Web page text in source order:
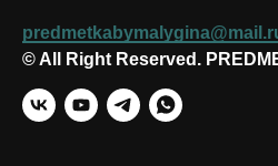
© All Right Reserved.